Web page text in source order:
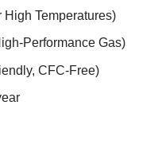
Temperatures)
Performance Gas)
CFC-Free)